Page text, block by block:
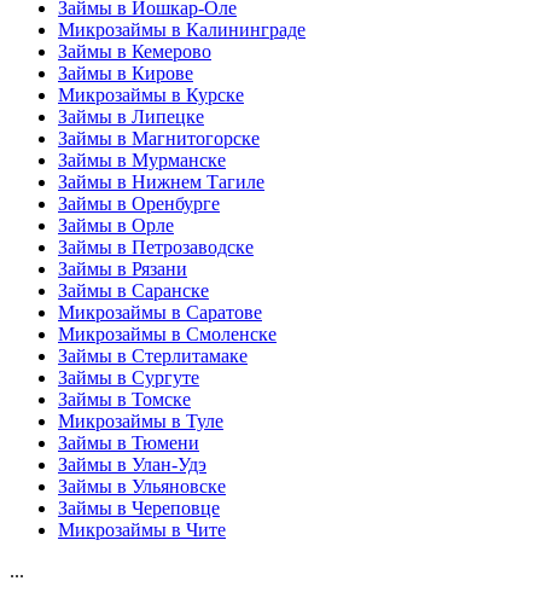
Займы в Йошкар-Оле
Микрозаймы в Калининграде
Займы в Кемерово
Займы в Кирове
Микрозаймы в Курске
Займы в Липецке
Займы в Магнитогорске
Займы в Мурманске
Займы в Нижнем Тагиле
Займы в Оренбурге
Займы в Орле
Займы в Петрозаводске
Займы в Рязани
Займы в Саранске
Микрозаймы в Саратове
Микрозаймы в Смоленске
Займы в Стерлитамаке
Займы в Сургуте
Займы в Томске
Микрозаймы в Туле
Займы в Тюмени
Займы в Улан-Удэ
Займы в Ульяновске
Займы в Череповце
Микрозаймы в Чите
...